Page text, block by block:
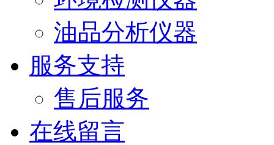
油品分析仪器
服务支持
售后服务
在线留言